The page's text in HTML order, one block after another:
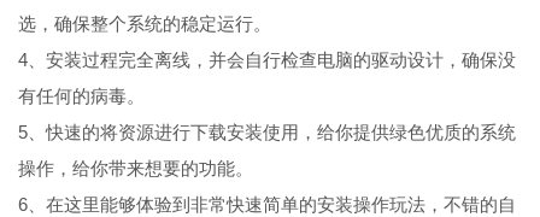
选，确保整个系统的稳定运行。
4、安装过程完全离线，并会自行检查电脑的驱动设计，确保没
有任何的病毒。
5、快速的将资源进行下载安装使用，给你提供绿色优质的系统
操作，给你带来想要的功能。
6、在这里能够体验到非常快速简单的安装操作玩法，不错的自